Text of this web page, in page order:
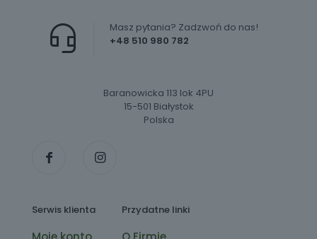
+48 510 980 782
Masz pytania? Zadzwoń do nas!
Baranowicka 113 lok 4PU
15-501 Białystok
Polska
Serwis klienta Przydatne linki